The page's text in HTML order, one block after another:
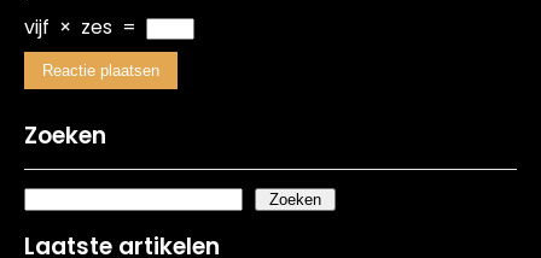
vijf × zes =
Zoeken
Zoeken
Laatste artikelen